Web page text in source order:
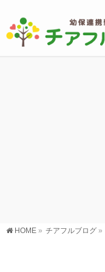
HOME » チアフルブログ »